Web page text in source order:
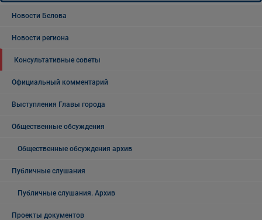
Новости Белова
Новости региона
Консультативные советы
Официальный комментарий
Выступления Главы города
Общественные обсуждения
Общественные обсуждения архив
Публичные слушания
Публичные слушания. Архив
Проекты документов